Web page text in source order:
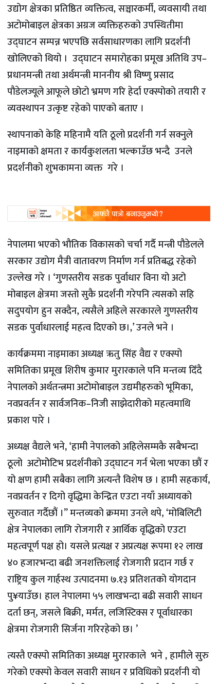
उद्योग क्षेत्रका प्रतिष्ठित व्यक्तित्व, सञ्चारकर्मी, व्यवसायी तथा
अटोमोबाइल क्षेत्रका अग्रज व्यक्तिहरुको उपस्थितीमा
उद्घाटन सम्पन्न भएपछि सर्वसाधारणका लागि प्रदर्शनी
खोलिएको थियो । उद्घाटन समारोहका प्रमूख अतिथि उप–
प्रधानमन्त्री तथा अर्थमन्त्री माननीय श्री विष्णु प्रसाद
पौडेलज्यूले आफूले छोटो भ्रमण गरि हेर्दा एक्स्पोको तयारी र
व्यवस्थापन उत्कृष्ट रहेको पाएको बताए ।
स्थापनाको केहि महिनामै यति ठूलो प्रदर्शनी गर्न सक्नुले
नाइमाको क्षमता र कार्यकुशलता भल्काउँछ भन्दै उनले
प्रदर्शनीको शुभकामना व्यक्त गरे ।
नेपालमा भएको भौतिक विकासको चर्चा गर्दै मन्त्री पौडेलले
सरकार उद्योग मैत्री वातावरण निर्माण गर्न प्रतिबद्ध रहेको
उल्लेख गरे । ‘गुणस्तरीय सडक पुर्वाधार विना यो अटो
मोबाइल क्षेत्रमा जस्तो सुकै प्रदर्शनी गरेपनि त्यसको सहि
सदुपयोग हुन सक्दैन, त्यसैले अहिले सरकारले गुणस्तरीय
सडक पुर्वाधारलाई महत्व दिएको छ।,’ उनले भने ।
कार्यक्रममा नाइमाका अध्यक्ष ऋतु सिंह वैद्य र एक्स्पो
समितिका प्रमूख शिरीष कुमार मुरारकाले पनि मन्तव्य दिँदै
नेपालको अर्थतन्त्रमा अटोमोबाइल उद्यमीहरुको भूमिका,
नवप्रवर्तन र सार्वजनिक–निजी साझेदारीको महत्वमाथि
प्रकाश पारे ।
अध्यक्ष वैद्यले भने, ‘हामी नेपालको अहिलेसम्मकै सबैभन्दा
ठूलो अटोमोेटिभ प्रदर्शनीको उद्घाटन गर्न भेला भएका छौं र
यो क्षण हामी सबैका लागि अत्यन्तै विशेष छ । हामी सहकार्य,
नवप्रवर्तन र दिगो वृद्धिमा केन्द्रित एउटा नयाँ अध्यायको
सुरुवात गर्दैछौं ।” मन्तव्यको क्रममा उनले थपे, ‘मोबिलिटी
क्षेत्र नेपालका लागि रोजगारी र आर्थिक वृद्धिको एउटा
महत्वपूर्ण पक्ष हो। यसले प्रत्यक्ष र अप्रत्यक्ष रूपमा १२ लाख
४० हजारभन्दा बढी जनशक्तिलाई रोजगारी प्रदान गर्छ र
राष्ट्रिय कुल गार्हस्थ उत्पादनमा ७.१३ प्रतिशतको योगदान
पु¥याउँछ। हाल नेपालमा ५५ लाखभन्दा बढी सवारी साधन
दर्ता छन्, जसले बिक्री, मर्मत, लजिस्टिक्स र पूर्वाधारका
क्षेत्रमा रोजगारी सिर्जना गरिरहेको छ। ’
त्यस्तै एक्स्पो समितिका अध्यक्ष मुरारकाले भने , हामीले सुरु
गरेको एक्स्पो केवल सवारी साधन र प्रविधिको प्रदर्शनी यो